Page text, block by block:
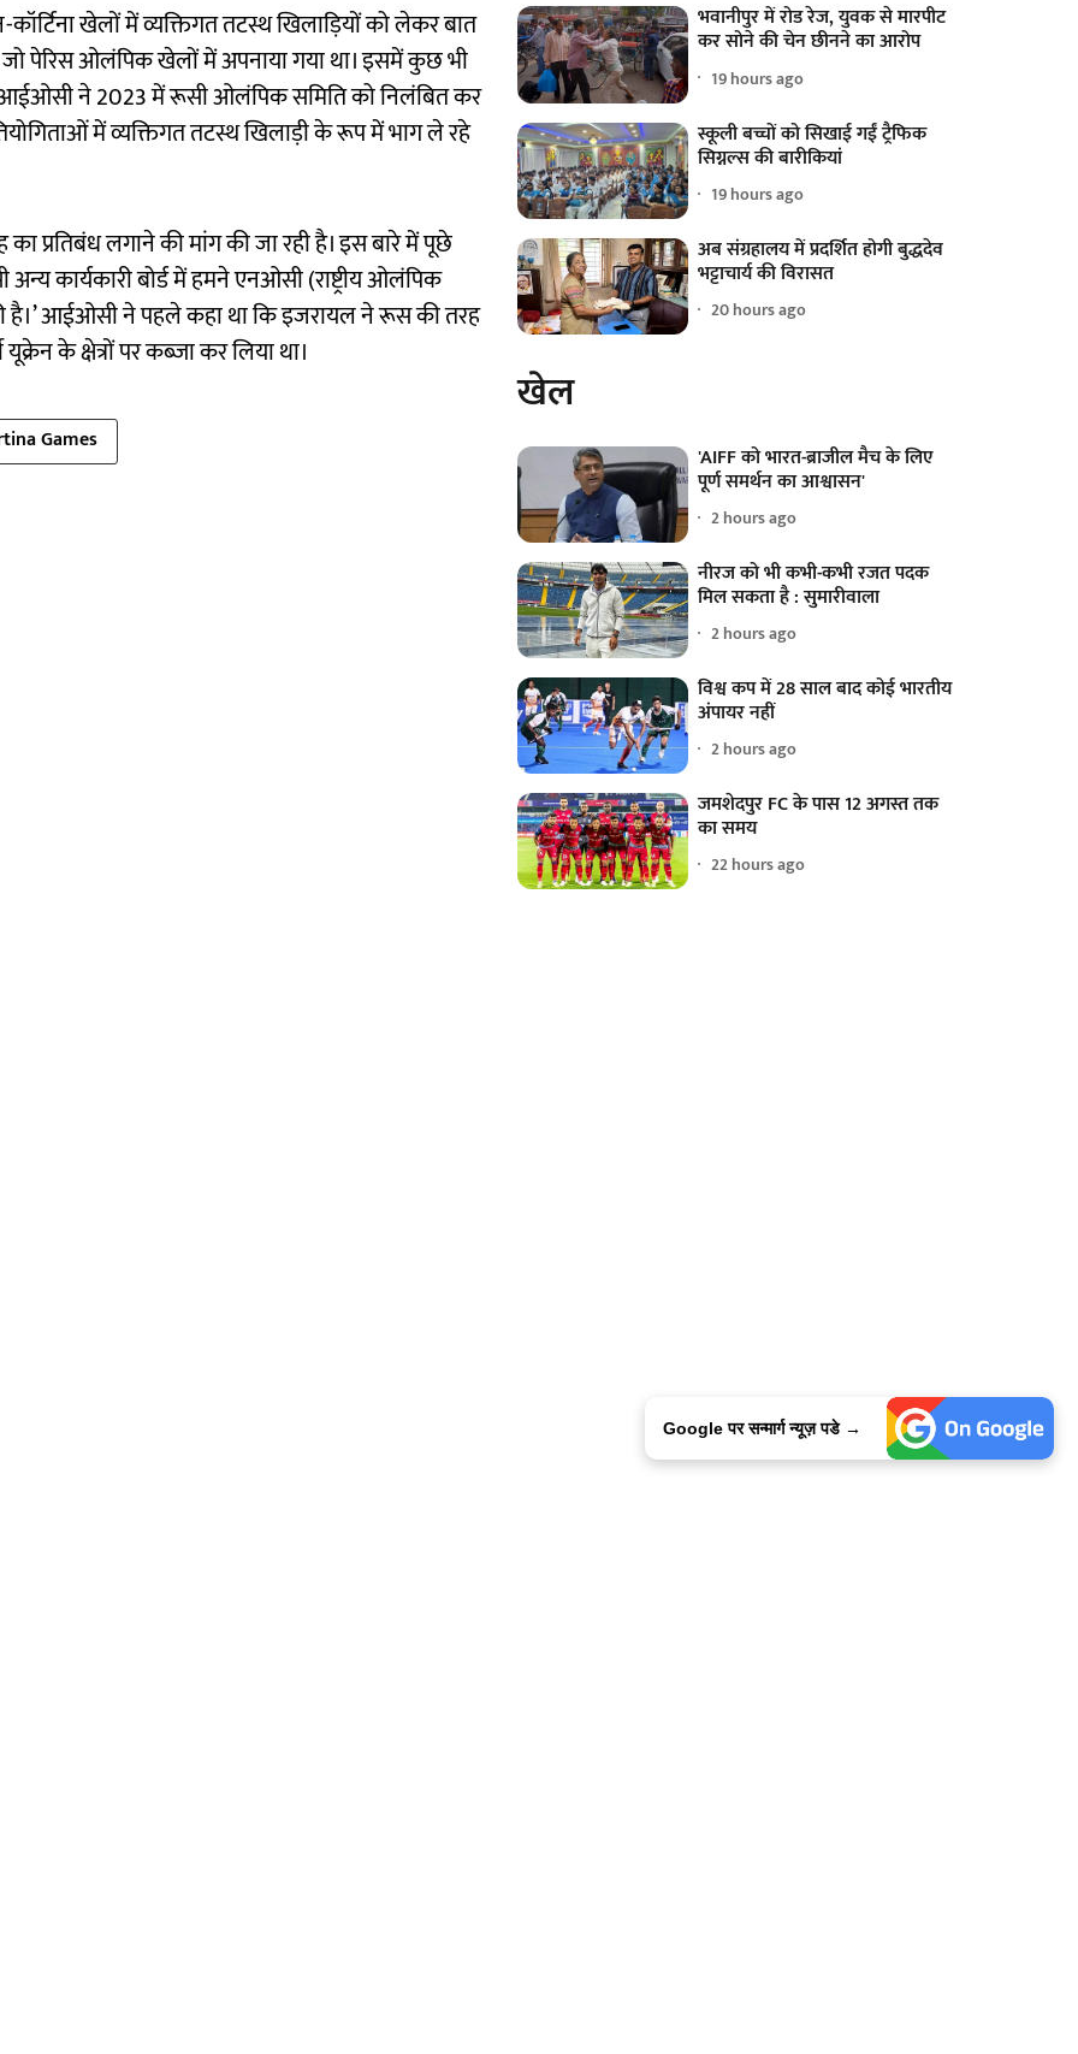
खेलों में व्यक्तिगत तटस्थ खिलाड़ियों को लेकर बात
जो पेरिस ओलंपिक खेलों में अपनाया गया था। इसमें कुछ भी
ने 2023 में रूसी ओलंपिक समिति को निलंबित कर
में व्यक्तिगत तटस्थ खिलाड़ी के रूप में भाग ले रहे
प्रतिबंध लगाने की मांग की जा रही है। इस बारे में पूछे
अन्य कार्यकारी बोर्ड में हमने एनओसी (राष्ट्रीय ओलंपिक
की है।’ आईओसी ने पहले कहा था कि इजरायल ने रूस की तरह
के क्षेत्रों पर कब्जा कर लिया था।
Games
भवानीपुर में रोड रेज, युवक से मारपीट
कर सोने की चेन छीनने का आरोप
19 hours ago
स्कूली बच्चों को सिखाई गईं ट्रैफिक
सिग्नल्स की बारीकियां
19 hours ago
अब संग्रहालय में प्रदर्शित होगी बुद्धदेव
भट्टाचार्य की विरासत
20 hours ago
खेल
'AIFF को भारत-ब्राजील मैच के लिए
पूर्ण समर्थन का आश्वासन'
2 hours ago
नीरज को भी कभी-कभी रजत पदक
मिल सकता है : सुमारीवाला
2 hours ago
विश्व कप में 28 साल बाद कोई भारतीय
अंपायर नहीं
2 hours ago
जमशेदपुर FC के पास 12 अगस्त तक
का समय
22 hours ago
Google पर सन्मार्ग न्यूज़ पडे →